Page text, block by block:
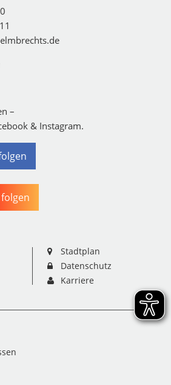
–
& Instagram.
Stadtplan
Datenschutz
Karriere